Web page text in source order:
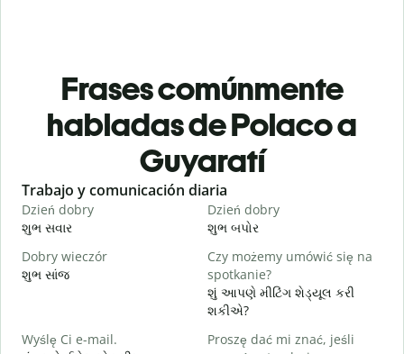
Frases comúnmente
habladas de Polaco a
Guyaratí
Slide 1 of 6
Trabajo y comunicación diaria
Dzień dobry
શુભ સવાર
Dzień dobry
શુભ બપોર
Dobry wieczór
શુભ સાંજ
Czy możemy umówić się na
spotkanie?
શું આપણે મીટિંગ શેડ્યૂલ કરી
શકીએ?
Wyślę Ci e-mail.
Proszę dać mi znać, jeśli